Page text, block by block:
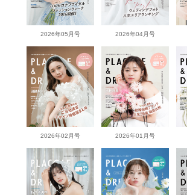
2026年05月号 2026年04月号
2026年02月号 2026年01月号